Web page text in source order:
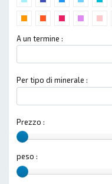
A un termine :
Per tipo di minerale :
Prezzo :
peso :